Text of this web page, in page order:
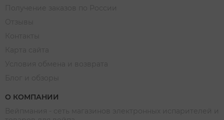
О КОМПАНИИ